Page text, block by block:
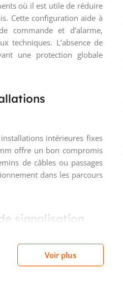
où il est utile de réduire
Cette configuration aide à
commande et d’alarme,
techniques. L’absence de
une protection globale
intérieures fixes
offre un bon compromis
de câbles ou passages
dans les parcours
signalisation
en réaction au feu selon EN
on attend un câble
il ne s’agit pas d’un
Voir plus